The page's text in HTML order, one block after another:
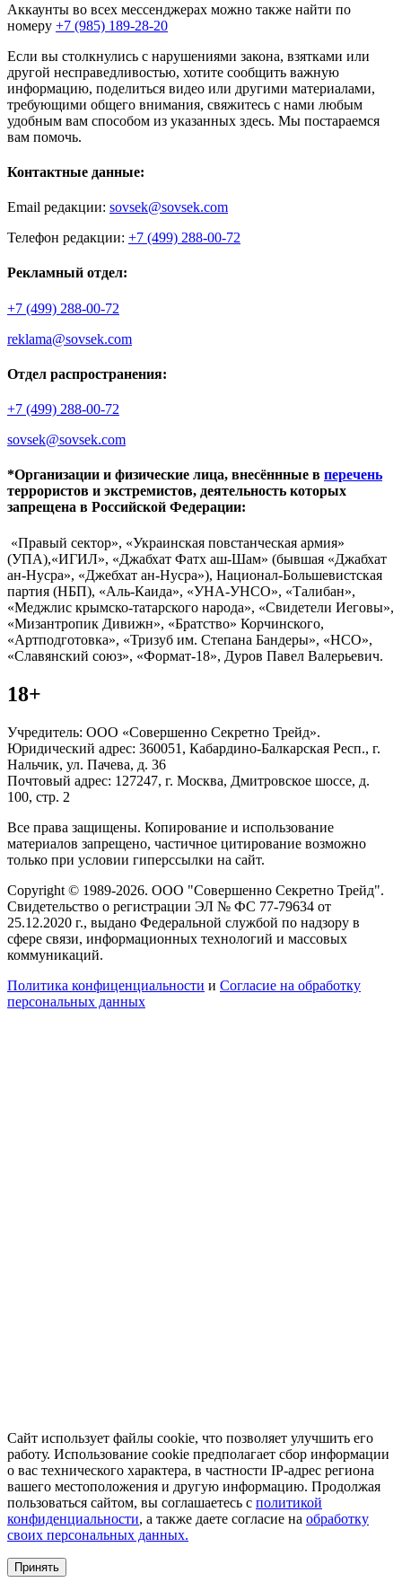
Аккаунты во всех мессенджерах можно также найти по
номеру +7 (985) 189-28-20
Если вы столкнулись с нарушениями закона, взятками или
другой несправедливостью, хотите сообщить важную
информацию, поделиться видео или другими материалами,
требующими общего внимания, свяжитесь с нами любым
удобным вам способом из указанных здесь. Мы постараемся
вам помочь.
Контактные данные:
Email редакции: sovsek@sovsek.com
Телефон редакции: +7 (499) 288-00-72
Рекламный отдел:
+7 (499) 288-00-72
reklama@sovsek.com
Отдел распространения:
+7 (499) 288-00-72
sovsek@sovsek.com
*Организации и физические лица, внесённные в перечень
террористов и экстремистов, деятельность которых
запрещена в Российской Федерации:
«Правый сектор», «Украинская повстанческая армия»
(УПА),«ИГИЛ», «Джабхат Фатх аш-Шам» (бывшая «Джабхат
ан-Нусра», «Джебхат ан-Нусра»), Национал-Большевистская
партия (НБП), «Аль-Каида», «УНА-УНСО», «Талибан»,
«Меджлис крымско-татарского народа», «Свидетели Иеговы»,
«Мизантропик Дивижн», «Братство» Корчинского,
«Артподготовка», «Тризуб им. Степана Бандеры», «НСО»,
«Славянский союз», «Формат-18», Дуров Павел Валерьевич.
18+
Учредитель: ООО «Совершенно Секретно Трейд».
Юридический адрес: 360051, Кабардино-Балкарская Респ., г.
Нальчик, ул. Пачева, д. 36
Почтовый адрес: 127247, г. Москва, Дмитровское шоссе, д.
100, стр. 2
Все права защищены. Копирование и использование
материалов запрещено, частичное цитирование возможно
только при условии гиперссылки на сайт.
Copyright © 1989-2026. ООО "Совершенно Секретно Трейд".
Свидетельство о регистрации ЭЛ № ФС 77-79634 от
25.12.2020 г., выдано Федеральной службой по надзору в
сфере связи, информационных технологий и массовых
коммуникаций.
Политика конфиценциальности и Согласие на обработку
персональных данных
Сайт использует файлы cookie, что позволяет улучшить его
работу. Использование cookie предполагает сбор информации
о вас технического характера, в частности IP-адрес региона
вашего местоположения и другую информацию. Продолжая
пользоваться сайтом, вы соглашаетесь с политикой
конфиденциальности, а также даете согласие на обработку
своих персональных данных.
Принять